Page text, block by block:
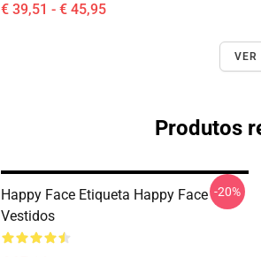
€ 39,51 - € 45,95
VER
Produtos
Happy Face Etiqueta Happy Face
Vestidos
-20%